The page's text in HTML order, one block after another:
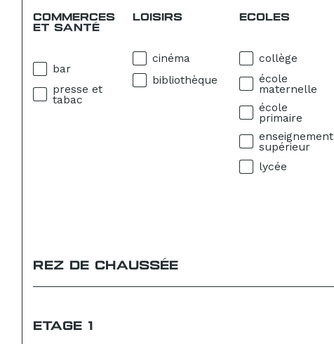
COMMERCES
ET SANTÉ
bar
presse et
tabac
LOISIRS
cinéma
bibliothèque
ECOLES
collège
école
maternelle
école
primaire
enseignement
supérieur
lycée
REZ DE CHAUSSÉE
ETAGE 1